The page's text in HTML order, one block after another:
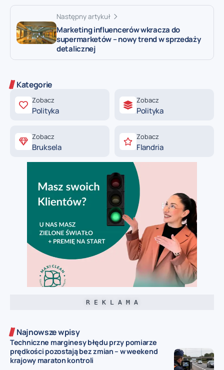
Następny artykuł
Marketing influencerów wkracza do
supermarketów – nowy trend w sprzedaży
detalicznej
Kategorie
Zobacz
Polityka
Zobacz
Polityka
Zobacz
Bruksela
Zobacz
Flandria
R E K L A M A
Najnowsze wpisy
Techniczne marginesy błędu przy pomiarze
prędkości pozostają bez zmian – w weekend
krajowy maraton kontroli